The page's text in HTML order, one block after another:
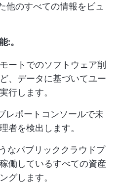
他のすべての情報をビュ
:。
ートでのソフトウェア削
、データに基づいてユー
行します。
レポートコンソールで未
者を検出します。
なパブリッククラウドプ
働しているすべての資産
グします。